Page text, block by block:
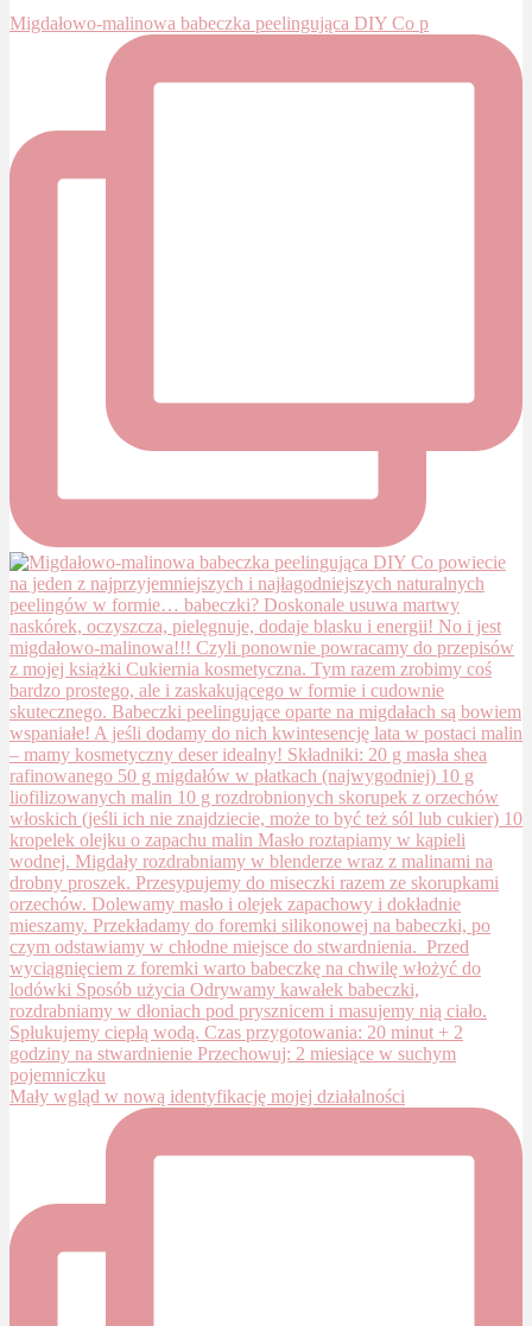
Migdałowo-malinowa babeczka peelingująca DIY Co p
Mały wgląd w nową identyfikację mojej działalności